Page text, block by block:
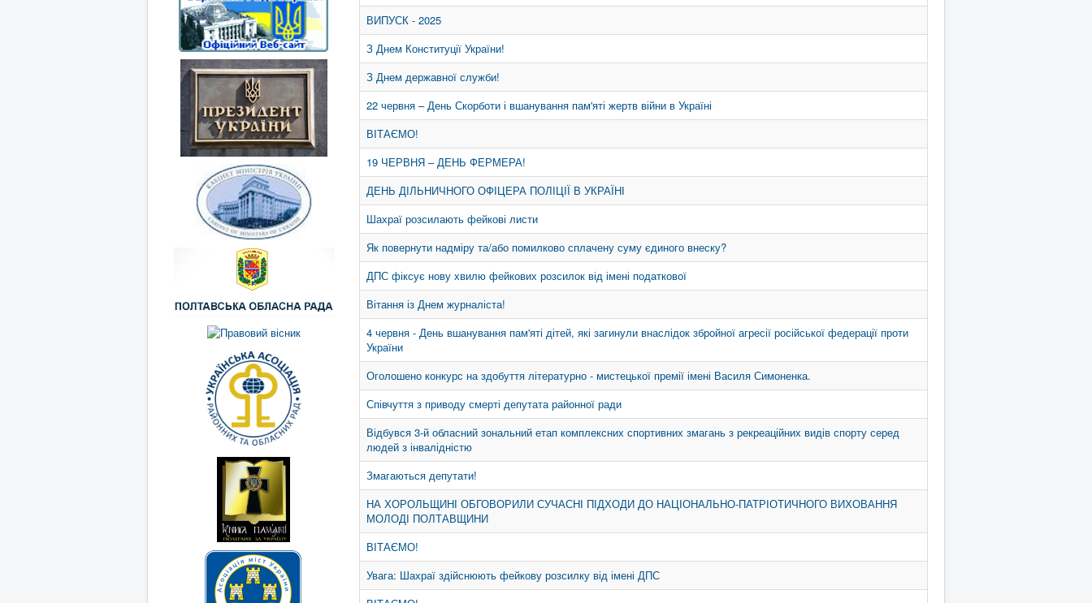
ВИПУСК - 2025
З Днем Конституції України!
З Днем державної служби!
22 червня – День Скорботи і вшанування пам'яті жертв війни в Україні
ВІТАЄМО!
19 ЧЕРВНЯ – ДЕНЬ ФЕРМЕРА!
ДЕНЬ ДІЛЬНИЧНОГО ОФІЦЕРА ПОЛІЦІЇ В УКРАЇНІ
Шахраї розсилають фейкові листи
Як повернути надміру та/або помилково сплачену суму єдиного внеску?
ДПС фіксує нову хвилю фейкових розсилок від імені податкової
Вітання із Днем журналіста!
4 червня - День вшанування пам'яті дітей, які загинули внаслідок збройної агресії російської федерації проти
України
Оголошено конкурс на здобуття літературно - мистецької премії імені Василя Симоненка.
Співчуття з приводу смерті депутата районної ради
Відбувся 3-й обласний зональний етап комплексних спортивних змагань з рекреаційних видів спорту серед
людей з інвалідністю
Змагаються депутати!
НА ХОРОЛЬЩИНІ ОБГОВОРИЛИ СУЧАСНІ ПІДХОДИ ДО НАЦІОНАЛЬНО-ПАТРІОТИЧНОГО ВИХОВАННЯ
МОЛОДІ ПОЛТАВЩИНИ
ВІТАЄМО!
Увага: Шахраї здійснюють фейкову розсилку від імені ДПС